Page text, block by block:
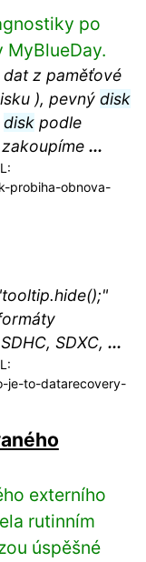
po
z paměťové
), pevný disk
diskpodle
...
probiha-obnova-
SDXC, ...
je-to-datarecovery-
externího
rutinním
úspěšné